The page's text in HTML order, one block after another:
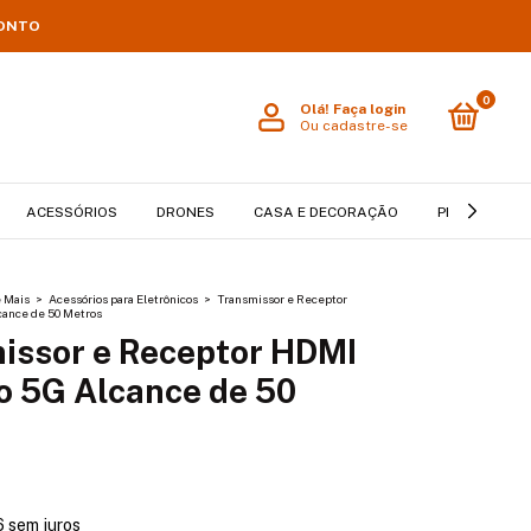
Olá! Faça login
Ou cadastre-se
0
ACESSÓRIOS DRONES CASA E DECORAÇÃO PET
Mais > Acessórios para Eletrônicos > Transmissor e Receptor
de 50 Metros
e Receptor HDMI
5G Alcance de 50
sem juros